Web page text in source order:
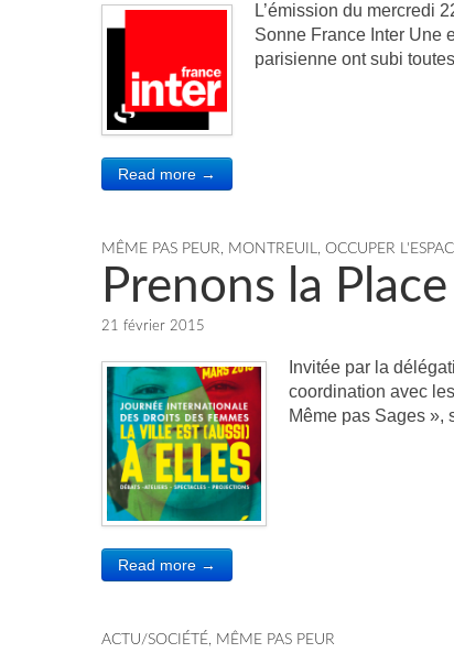
L’émission du mercredi
Sonne France Inter Une
parisienne ont subi
Read more →
MÊME PAS PEUR, MONTREUIL, OCCUPER
Prenons la
21 février 2015
Invitée par la
coordination avec
Même pas Sages »,
Read more →
ACTU/SOCIÉTÉ, MÊME PAS PEUR